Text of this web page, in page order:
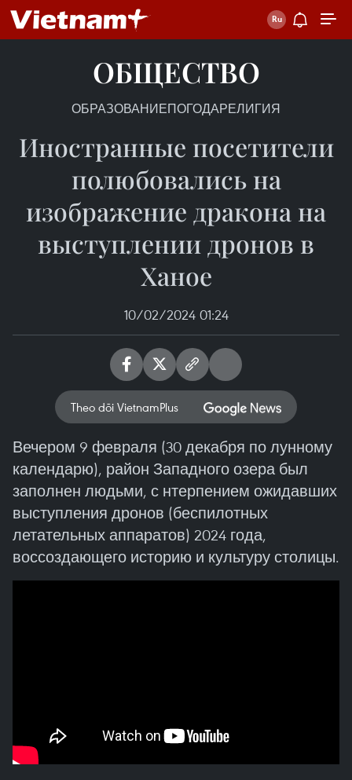
ОБЩЕСТВО
ОБРАЗОВАНИЕПОГОДАРЕЛИГИЯ
Иностранные посетители
полюбовались на
изображение дракона на
выступлении дронов в
Ханое
10/02/2024 01:24
Theo dõi VietnamPlus
Вечером 9 февраля (30 декабря по лунному
календарю), район Западного озера был
заполнен людьми, с нтерпением ожидавших
выступления дронов (беспилотных
летательных аппаратов) 2024 года,
воссоздающего историю и культуру столицы.